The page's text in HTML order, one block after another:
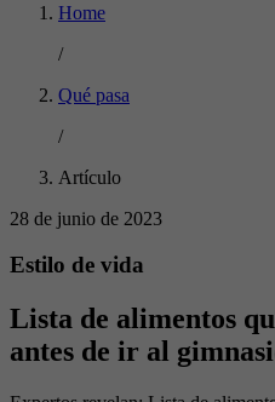
Home
/
Qué pasa
/
Artículo
28 de junio de 2023
Estilo de vida
Lista de alimentos
antes de ir al